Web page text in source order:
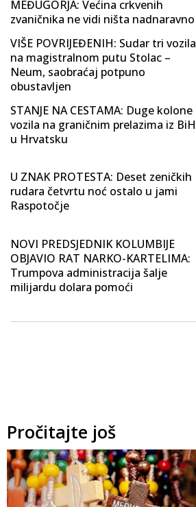
MEĐUGORJA: Većina crkvenih
zvaničnika ne vidi ništa nadnaravno
VIŠE POVRIJEĐENIH: Sudar tri vozila
na magistralnom putu Stolac –
Neum, saobraćaj potpuno
obustavljen
STANJE NA CESTAMA: Duge kolone
vozila na graničnim prelazima iz BiH
u Hrvatsku
U ZNAK PROTESTA: Deset zeničkih
rudara četvrtu noć ostalo u jami
Raspotočje
NOVI PREDSJEDNIK KOLUMBIJE
OBJAVIO RAT NARKO-KARTELIMA:
Trumpova administracija šalje
milijardu dolara pomoći
Pročitajte još